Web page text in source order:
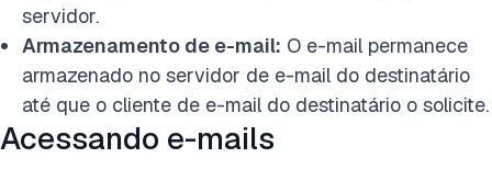
servidor.
Armazenamento de e-mail: O e-mail permanece
armazenado no servidor de e-mail do destinatário
até que o cliente de e-mail do destinatário o solicite.
Acessando e-mails